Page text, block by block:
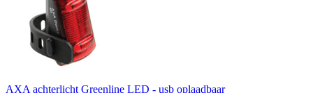
AXA achterlicht Greenline LED - usb oplaadbaar